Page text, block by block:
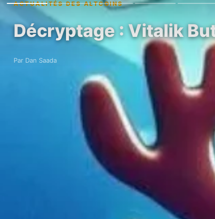
ACTUALITÉS DES ALTCOINS
Décryptage : Vitalik
Par Dan Saada